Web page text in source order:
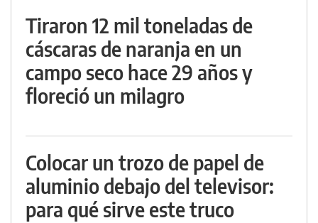
Tiraron 12 mil toneladas de
cáscaras de naranja en un
campo seco hace 29 años y
floreció un milagro
Colocar un trozo de papel de
aluminio debajo del televisor:
para qué sirve este truco